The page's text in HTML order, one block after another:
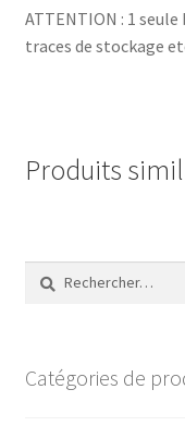
ATTENTION : 1
traces de stockage
Produits
Rechercher :
Catégories de